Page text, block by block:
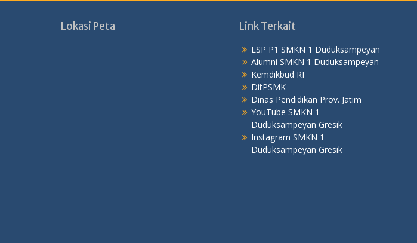
Lokasi Peta Link Terkait
LSP P1 SMKN 1 Duduksampeyan
Alumni SMKN 1 Duduksampeyan
Kemdikbud RI
DitPSMK
Dinas Pendidikan Prov. Jatim
YouTube SMKN 1
Duduksampeyan Gresik
Instagram SMKN 1
Duduksampeyan Gresik